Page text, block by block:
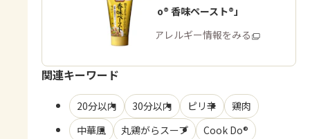
「Cook Do® 香味ペースト®」
商品・アレルギー情報をみる
関連キーワード
20分以内 30分以内 ピリ辛
鶏肉
中華風
丸鶏がらスープ
Cook Do®